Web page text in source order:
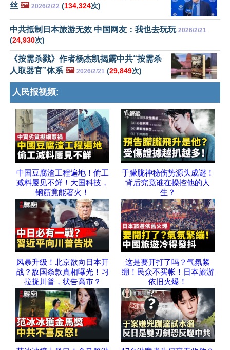
丝 🖼️ 2026/2/22 (134,324次)
中共抵制日本旅游无效 中国网友：我也去玩玩 2026/2/21
(24,930次)
《按需杀戮》作者杨杰凯揭露中共“按需杀
人取器官”体系 🖼️ 2026/2/21 (29,849次)
人民报视频:
中国豆腐渣工程遍地！偷工
减料屡见不鲜！大国科技，
钢筋竟能著火！
于朦胧神秘伤势源头成谜！
背后究竟谁在操控他的人
生？
风暴升级！北京欲向日本开
战？敌国条款真相曝光！习
拉拢川普，状告高市？
这是要开打了吗？气氛紧
绷！民众不买帐！日本旅游
依旧火爆！